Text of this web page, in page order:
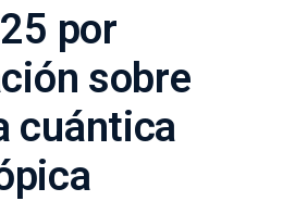
por
sobre
cuántica